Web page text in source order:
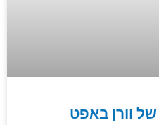
וורן באפט